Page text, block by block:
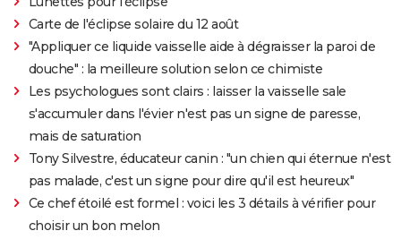
Carte de l'éclipse solaire du 12 août
"Appliquer ce liquide vaisselle aide à dégraisser la paroi de
douche" : la meilleure solution selon ce chimiste
Les psychologues sont clairs : laisser la vaisselle sale
s'accumuler dans l'évier n'est pas un signe de paresse,
mais de saturation
Tony Silvestre, éducateur canin : "un chien qui éternue n'est
pas malade, c'est un signe pour dire qu'il est heureux"
Ce chef étoilé est formel : voici les 3 détails à vérifier pour
choisir un bon melon